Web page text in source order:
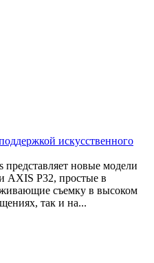
искусственного
представляет новые модели
AXIS P32, простые в
съемку в высоком
так и на...